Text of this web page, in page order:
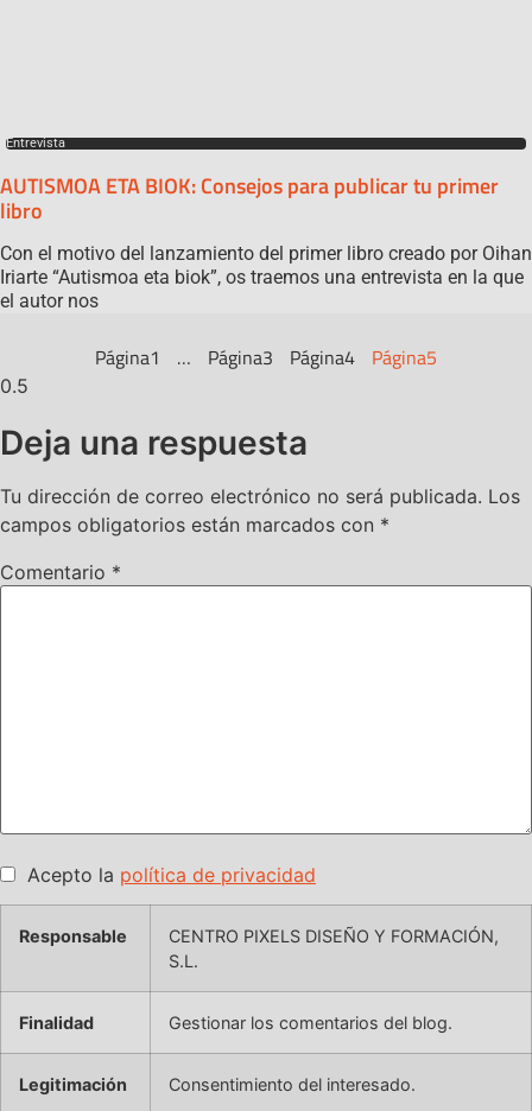
Entrevista
AUTISMOA ETA BIOK: Consejos para publicar tu primer
libro
Con el motivo del lanzamiento del primer libro creado por Oihan
Iriarte “Autismoa eta biok”, os traemos una entrevista en la que
el autor nos
Página1 … Página3 Página4 Página5
Deja una respuesta
Tu dirección de correo electrónico no será publicada. Los
campos obligatorios están marcados con *
Comentario *
Acepto la política de privacidad
Responsable
CENTRO PIXELS DISEÑO Y FORMACIÓN,
S.L.
Finalidad Gestionar los comentarios del blog.
Legitimación Consentimiento del interesado.